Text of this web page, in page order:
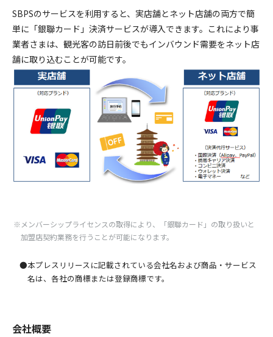
SBPSのサービスを利用すると、実店舗とネット店舗の両方で簡
単に「銀聯カード」決済サービスが導入できます。これにより事
業者さまは、観光客の訪日前後でもインバウンド需要をネット店
舗に取り込むことが可能です。
メンバーシップライセンスの取得により、「銀聯カード」の取り扱いと
加盟店契約業務を行うことが可能になります。
本プレスリリースに記載されている会社名および商品・サービス
名は、各社の商標または登録商標です。
会社概要